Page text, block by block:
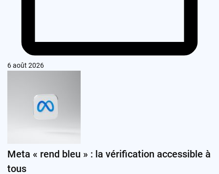
6 août 2026
Meta « rend bleu » : la vérification accessible à
tous